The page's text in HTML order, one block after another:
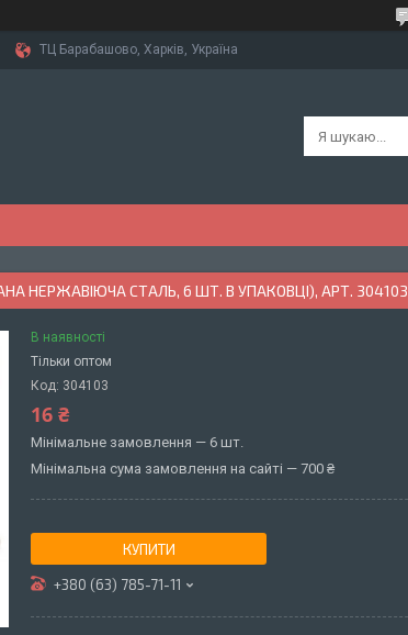
ТЦ Барабашово, Харків, Україна
НЕРЖАВІЮЧА СТАЛЬ, 6 ШТ. В УПАКОВЦІ), АРТ. 304103
В наявності
Тільки оптом
Код: 304103
16 ₴
Мінімальне замовлення — 6 шт.
Мінімальна сума замовлення на сайті — 700 ₴
КУПИТИ
+380 (63) 785-71-11